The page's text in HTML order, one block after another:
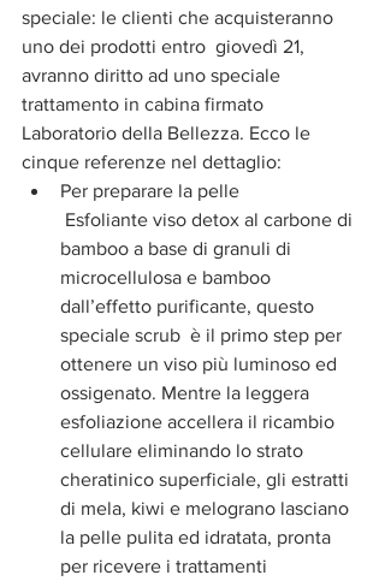
speciale: le clienti che acquisteranno
uno dei prodotti entro  giovedì 21,
avranno diritto ad uno speciale
trattamento in cabina firmato
Laboratorio della Bellezza. Ecco le
cinque referenze nel dettaglio:
Per preparare la pelle
bamboo a base di granuli di
microcellulosa e bamboo
dall’effetto purificante, questo
speciale scrub  è il primo step per
ottenere un viso più luminoso ed
ossigenato. Mentre la leggera
esfoliazione accellera il ricambio
cellulare eliminando lo strato
cheratinico superficiale, gli estratti
di mela, kiwi e melograno lasciano
la pelle pulita ed idratata, pronta
per ricevere i trattamenti